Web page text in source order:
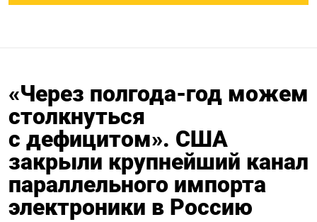
«Через полгода-год можем
столкнуться
с дефицитом». США
закрыли крупнейший канал
параллельного импорта
электроники в Россию